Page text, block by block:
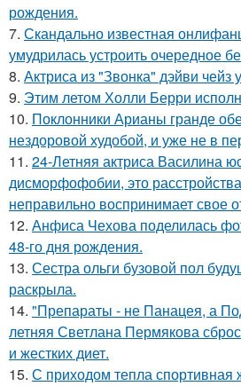
рождения.
7. Скандально известная
умудрилась устроить очередное
8. Актриса из "Звонка" дэйви чейз
9. Этим летом Холли Берри
10. Поклонники Арианы гранде
нездоровой худобой, и уже не в
11. 24-Летняя актриса Василина
дисморфофобии, это
неправильно воспринимает свое
12. Анфиса Чехова поделилась
48-го дня рождения.
13. Сестра ольги бузовой пол
раскрыла.
14. "Препараты - не Панацея, а
летняя Светлана Пермякова
и жестких диет.
15. С приходом тепла спортивная